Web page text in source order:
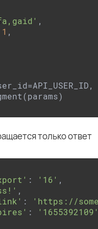
,
1 ,
только ответ
: '16' ,
,
:
'https://
: